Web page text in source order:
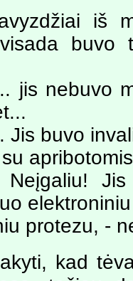
iš
buvo
jis nebuvo
Jis buvo
Neįgaliu!
protezu, -
kad